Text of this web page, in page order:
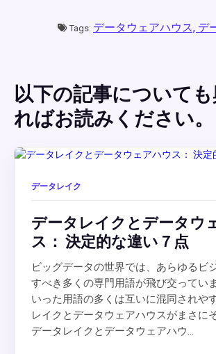
Tags: データウェアハウス, デ
以下の記事について
ればお読みください。
データレイク
データレイクとデータウ
ス： 決定的な違い７点
ビッグデータの世界では、あらゆるビ
すべき多くの専門用語が飛び交ってい
いった用語の多くは互いに混同されや
レイクとデータウェアハウスがまさに
データレイクとデータウェアハウ...